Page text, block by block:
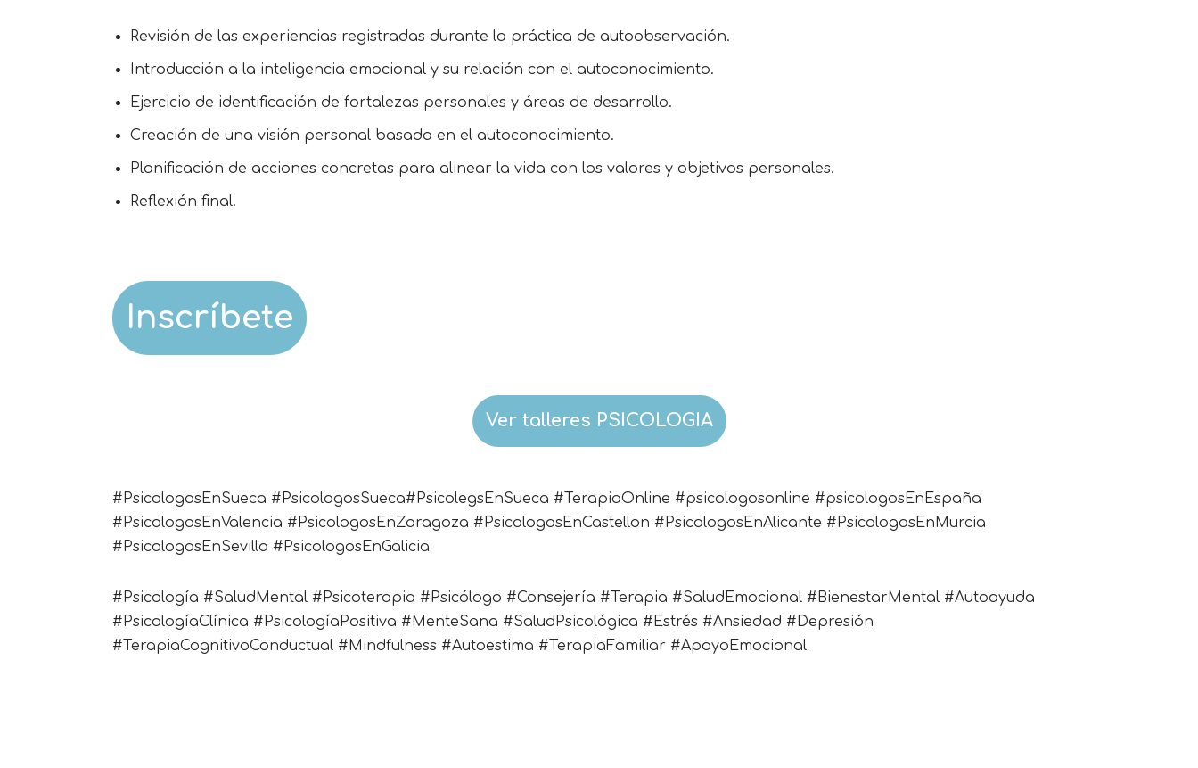
Revisión de las experiencias registradas durante la práctica de autoobservación.
Introducción a la inteligencia emocional y su relación con el autoconocimiento.
Ejercicio de identificación de fortalezas personales y áreas de desarrollo.
Creación de una visión personal basada en el autoconocimiento.
Planificación de acciones concretas para alinear la vida con los valores y objetivos personales.
Reflexión final.
Inscríbete
Ver talleres PSICOLOGIA
#PsicologosEnSueca #PsicologosSueca#PsicolegsEnSueca #TerapiaOnline #psicologosonline #psicologosEnEspaña
#PsicologosEnValencia #PsicologosEnZaragoza #PsicologosEnCastellon #PsicologosEnAlicante #PsicologosEnMurcia
#PsicologosEnSevilla #PsicologosEnGalicia
#Psicología #SaludMental #Psicoterapia #Psicólogo #Consejería #Terapia #SaludEmocional #BienestarMental #Autoayuda
#PsicologíaClínica #PsicologíaPositiva #MenteSana #SaludPsicológica #Estrés #Ansiedad #Depresión
#TerapiaCognitivoConductual #Mindfulness #Autoestima #TerapiaFamiliar #ApoyoEmocional